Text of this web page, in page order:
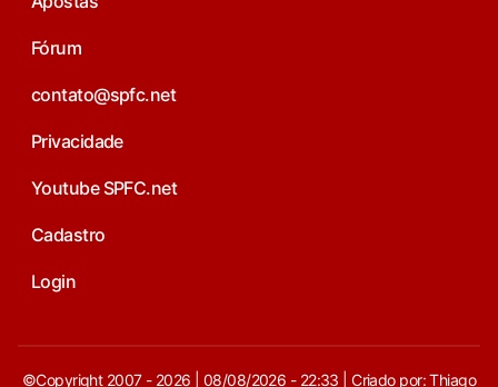
Fórum
contato@spfc.net
Privacidade
Youtube SPFC.net
Cadastro
Login
©Copyright 2007 - 2026 | 08/08/2026 - 22:33 | Criado por: Thiago